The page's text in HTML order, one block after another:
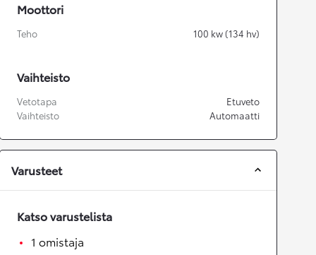
Moottori
Teho 100 kw (134 hv)
Vaihteisto
Vetotapa
Etuveto
Vaihteisto
Automaatti
Varusteet
Katso varustelista
1 omistaja